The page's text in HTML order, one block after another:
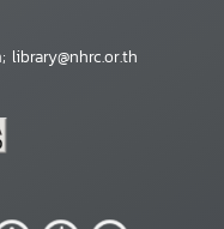
library@nhrc.or.th